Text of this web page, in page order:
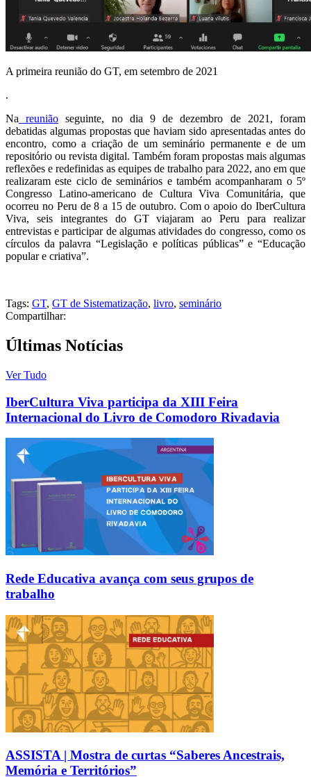
A primeira reunião do GT, em setembro de 2021
.
Na reunião seguinte, no dia 9 de dezembro de 2021, foram
debatidas algumas propostas que haviam sido apresentadas antes do
encontro, como a criação de um seminário permanente e de um
repositório ou revista digital. Também foram propostas mais algumas
reflexões e redefinidas as equipes de trabalho para 2022, ano em que
realizaram este ciclo de seminários e também acompanharam o 5º
Congresso Latino-americano de Cultura Viva Comunitária, que
ocorreu no Peru de 8 a 15 de outubro. Com o apoio do IberCultura
Viva, seis integrantes do GT viajaram ao Peru para realizar
entrevistas e participar de algumas atividades do congresso, como os
círculos da palavra “Legislação e políticas públicas” e “Educação
popular e criativa”.
Tags: GT, GT de Sistematização, livro, seminário
Compartilhar:
Últimas Notícias
Ver Tudo
IberCultura Viva participa da XIII Feira
Internacional do Livro de Comodoro Rivadavia
Rede Educativa avança com seus grupos de
trabalho
ASSISTA | Mostra de curtas “Saberes Ancestrais,
Memória e Territórios”